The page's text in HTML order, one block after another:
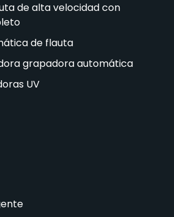
de alta velocidad con
de flauta
grapadora automática
UV